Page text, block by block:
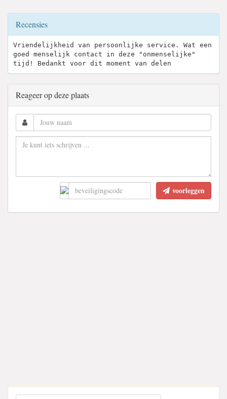
Recensies
Vriendelijkheid van persoonlijke service. Wat een
goed menselijk contact in deze "onmenselijke"
tijd! Bedankt voor dit moment van delen
Reageer op deze plaats
voorleggen